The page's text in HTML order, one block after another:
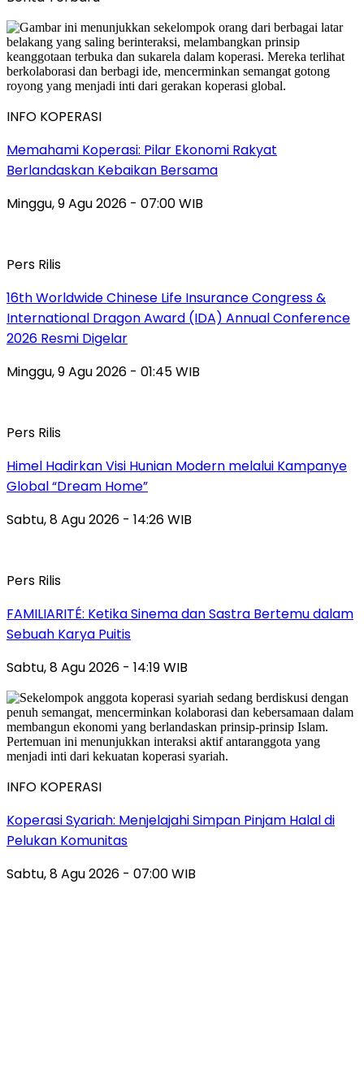
INFO KOPERASI
Memahami Koperasi: Pilar Ekonomi Rakyat
Berlandaskan Kebaikan Bersama
Minggu, 9 Agu 2026 - 07:00 WIB
Pers Rilis
16th Worldwide Chinese Life Insurance Congress &
International Dragon Award (IDA) Annual Conference
2026 Resmi Digelar
Minggu, 9 Agu 2026 - 01:45 WIB
Pers Rilis
Himel Hadirkan Visi Hunian Modern melalui Kampanye
Global “Dream Home”
Sabtu, 8 Agu 2026 - 14:26 WIB
Pers Rilis
FAMILIARITÉ: Ketika Sinema dan Sastra Bertemu dalam
Sebuah Karya Puitis
Sabtu, 8 Agu 2026 - 14:19 WIB
INFO KOPERASI
Koperasi Syariah: Menjelajahi Simpan Pinjam Halal di
Pelukan Komunitas
Sabtu, 8 Agu 2026 - 07:00 WIB